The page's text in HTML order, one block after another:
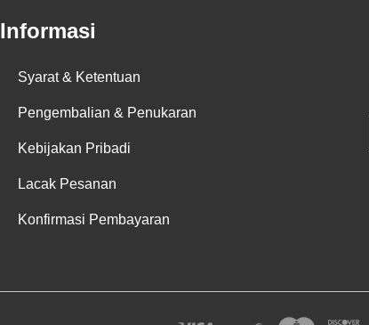
Informasi
Syarat & Ketentuan
Pengembalian & Penukaran
Kebijakan Pribadi
Lacak Pesanan
Konfirmasi Pembayaran